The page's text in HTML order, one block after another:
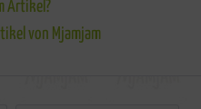
Artikel?
von Mjamjam